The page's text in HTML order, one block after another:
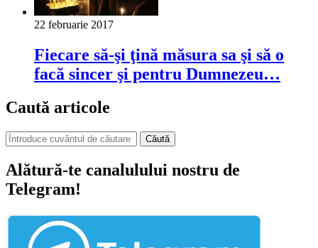
22 februarie 2017
Fiecare să-şi ţină măsura sa şi să o
facă sincer şi pentru Dumnezeu…
Caută articole
Căută
Alătură-te canalulului nostru de
Telegram!